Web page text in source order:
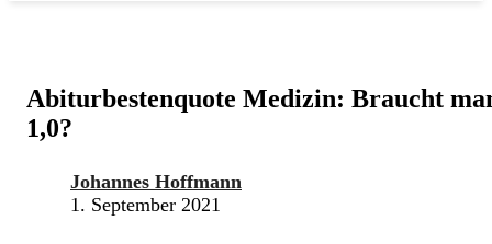
Abiturbestenquote Medizin: Braucht
1,0?
Johannes Hoffmann
1. September 2021